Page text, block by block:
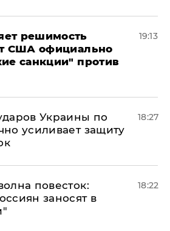
решимость
США официально
санкции" против
19:13
Украины по
усиливает защиту
18:27
повесток:
заносят в
18:22